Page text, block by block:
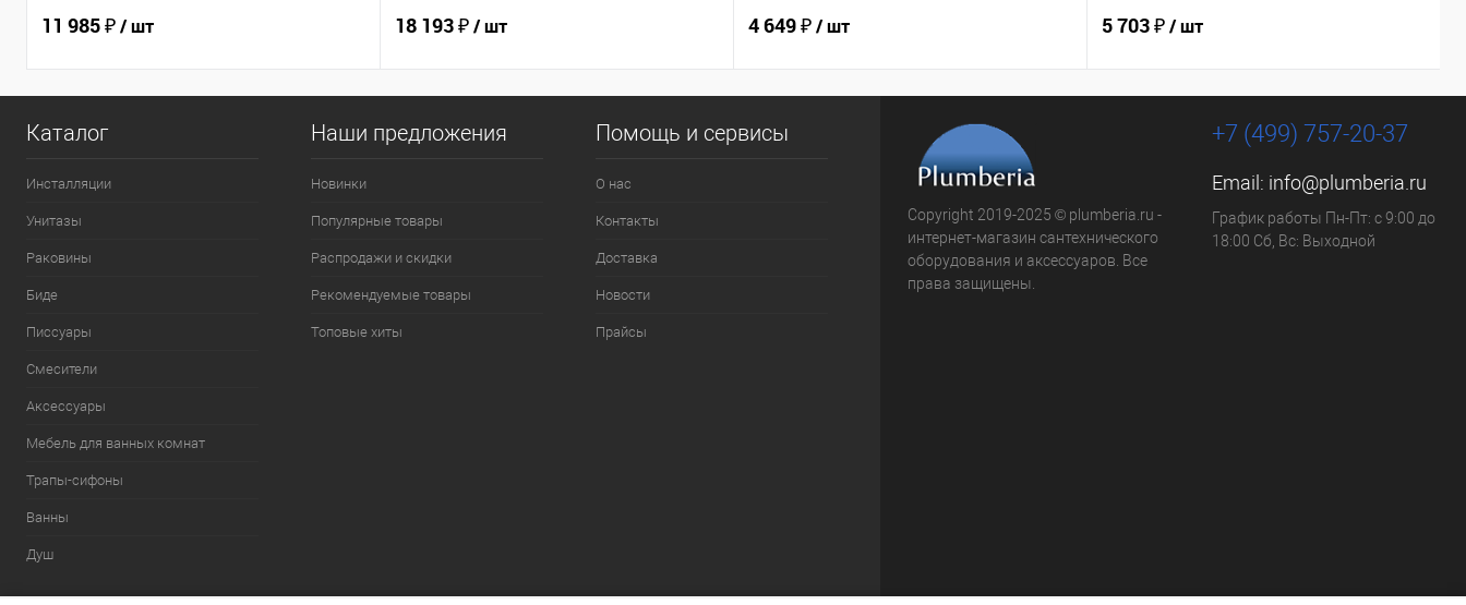
11 985 ₽/ шт 18 193 ₽/ шт 4 649 ₽/ шт 5 703 ₽/ шт
Каталог
Инсталляции
Унитазы
Раковины
Биде
Писсуары
Смесители
Аксессуары
Мебель для ванных комнат
Трапы-сифоны
Ванны
Душ
Наши предложения
Новинки
Популярные товары
Распродажи и скидки
Рекомендуемые товары
Топовые хиты
Помощь и сервисы
О нас
Контакты
Доставка
Новости
Прайсы
Copyright 2019-2025 © plumberia.ru -
интернет-магазин сантехнического
оборудования и аксессуаров. Все
права защищены.
+7 (499) 757-20-37
Email: info@plumberia.ru
График работы Пн-Пт: с 9:00 до
18:00 Сб, Вс: Выходной